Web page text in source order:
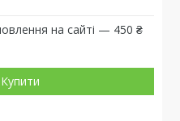
на сайті — 450 ₴
Купити